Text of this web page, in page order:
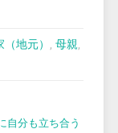
（地元） , 母親,
自分も立ち合う